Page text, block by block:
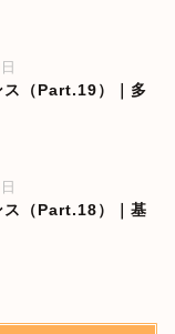
ス（Part.19）｜多
ス（Part.18）｜基